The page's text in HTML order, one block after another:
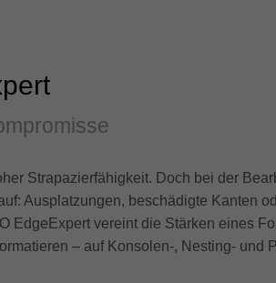
Strapazierfähigkeit. Doch bei der
Ausplatzungen, beschädigte Kanten
EdgeExpert vereint die Stärken eines
– auf Konsolen-, Nesting- und